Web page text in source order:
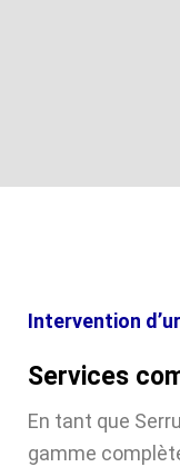
Intervention
Services
En tant que
gamme